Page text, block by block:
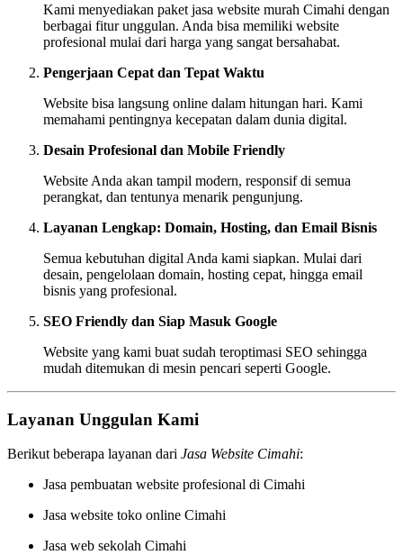
Kami menyediakan paket jasa website murah Cimahi dengan
berbagai fitur unggulan. Anda bisa memiliki website
profesional mulai dari harga yang sangat bersahabat.
Pengerjaan Cepat dan Tepat Waktu
Website bisa langsung online dalam hitungan hari. Kami
memahami pentingnya kecepatan dalam dunia digital.
Desain Profesional dan Mobile Friendly
Website Anda akan tampil modern, responsif di semua
perangkat, dan tentunya menarik pengunjung.
Layanan Lengkap: Domain, Hosting, dan Email Bisnis
Semua kebutuhan digital Anda kami siapkan. Mulai dari
desain, pengelolaan domain, hosting cepat, hingga email
bisnis yang profesional.
SEO Friendly dan Siap Masuk Google
Website yang kami buat sudah teroptimasi SEO sehingga
mudah ditemukan di mesin pencari seperti Google.
Layanan Unggulan Kami
Berikut beberapa layanan dari Jasa Website Cimahi:
Jasa pembuatan website profesional di Cimahi
Jasa website toko online Cimahi
Jasa web sekolah Cimahi